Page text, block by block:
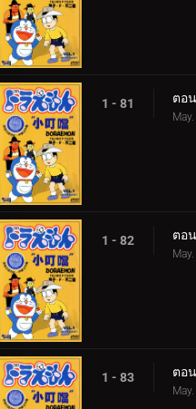
1 - 81 ตอ
1 - 82 ตอ
1 - 83 ตอ